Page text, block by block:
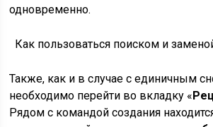
одновременно.
Как пользоваться поиском и
Также, как и в случае с единичным
необходимо перейти во вкладку «
Рядом с командой создания